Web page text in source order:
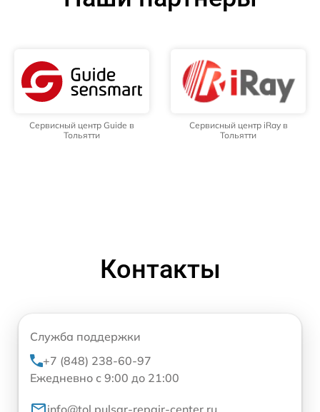
Сервисный центр Guide в
Тольятти
Сервисный центр iRay в
Тольятти
Контакты
Служба поддержки
+7 (848) 238-60-97
Ежедневно с 9:00 до 21:00